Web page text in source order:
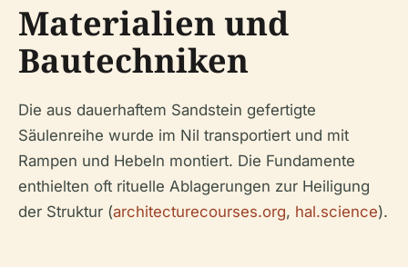
Materialien und
Bautechniken
Die aus dauerhaftem Sandstein gefertigte
Säulenreihe wurde im Nil transportiert und mit
Rampen und Hebeln montiert. Die Fundamente
enthielten oft rituelle Ablagerungen zur Heiligung
der Struktur (architecturecourses.org, hal.science).